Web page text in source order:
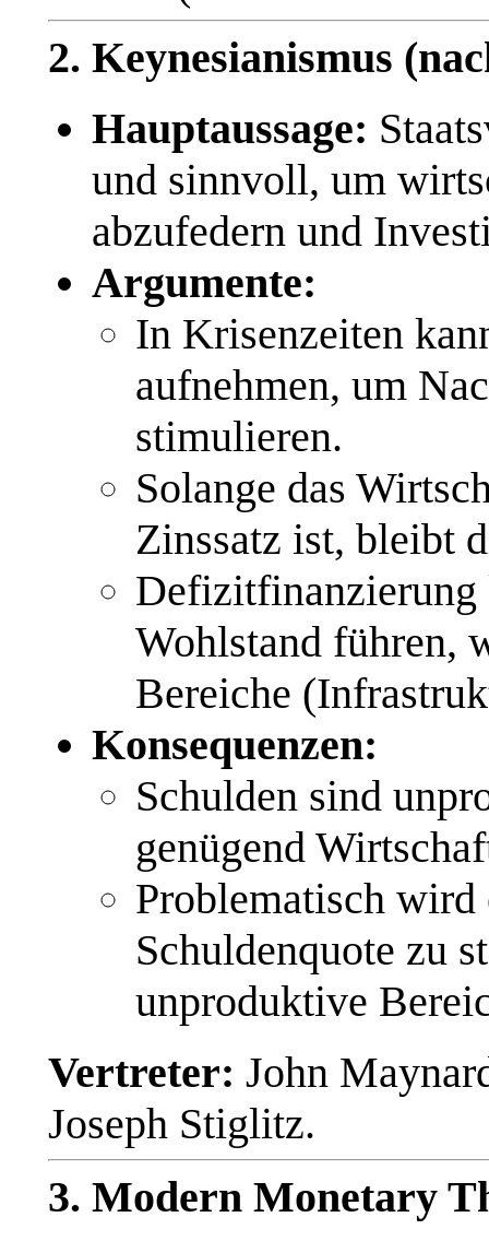
2. Keynesianismus
Hauptaussage:
und sinnvoll, um
abzufedern und
Argumente:
In Krisenzeiten
aufnehmen, um
stimulieren.
Solange das
Zinssatz ist, bleibt
Defizitfinanzierung
Wohlstand führen,
Bereiche
Konsequenzen:
Schulden sind
genügend
Problematisch wird
Schuldenquote zu
unproduktive
Vertreter: John
Joseph Stiglitz.
3. Modern Monetary